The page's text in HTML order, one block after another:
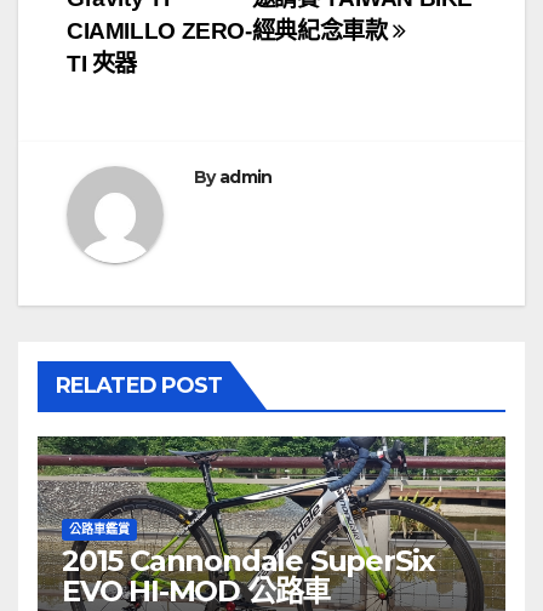
章
導
經典紀念車款
CIAMILLO ZERO-
TI 夾器
Byadmin
RELATED POST
公路車鑑賞
2015 Cannondale SuperSix
EVO HI-MOD 公路車